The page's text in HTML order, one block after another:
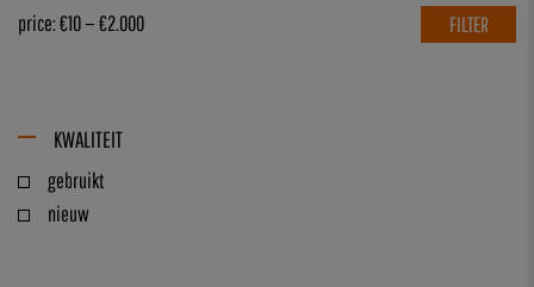
FILTER
price:€10—€2.000
KWALITEIT
gebruikt
nieuw